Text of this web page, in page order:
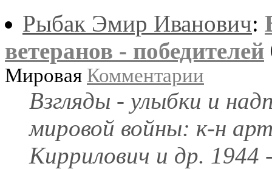
Рыбак Эмир Иванович:
ветеранов - победителей
Мировая Комментарии
Взгляды - улыбки и
мировой войны: к-н
Киррилович и др. 1944